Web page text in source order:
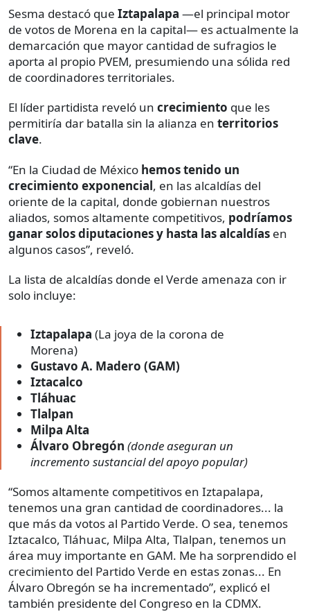
Sesma destacó que Iztapalapa —el principal motor
de votos de Morena en la capital— es actualmente la
demarcación que mayor cantidad de sufragios le
aporta al propio PVEM, presumiendo una sólida red
de coordinadores territoriales.
El líder partidista reveló un crecimiento que les
permitiría dar batalla sin la alianza en territorios
clave.
“En la Ciudad de México hemos tenido un
crecimiento exponencial, en las alcaldías del
oriente de la capital, donde gobiernan nuestros
aliados, somos altamente competitivos, podríamos
ganar solos diputaciones y hasta las alcaldías en
algunos casos”, reveló.
La lista de alcaldías donde el Verde amenaza con ir
solo incluye:
Iztapalapa (La joya de la corona de
Morena)
Gustavo A. Madero (GAM)
Iztacalco
Tláhuac
Tlalpan
Milpa Alta
Álvaro Obregón (donde aseguran un
incremento sustancial del apoyo popular)
“Somos altamente competitivos en Iztapalapa,
tenemos una gran cantidad de coordinadores... la
que más da votos al Partido Verde. O sea, tenemos
Iztacalco, Tláhuac, Milpa Alta, Tlalpan, tenemos un
área muy importante en GAM. Me ha sorprendido el
crecimiento del Partido Verde en estas zonas... En
Álvaro Obregón se ha incrementado”, explicó el
también presidente del Congreso en la CDMX.